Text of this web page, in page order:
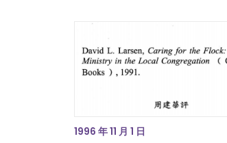
1996 年 11 月 1 日